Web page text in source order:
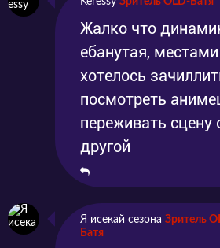
Жалко что
ебанутая,
хотелось
посмотреть
переживать сцену
другой
Я исекай сезона Зритель
Батя